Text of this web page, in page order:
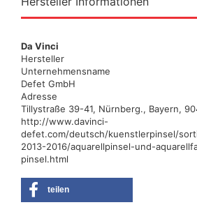
Da Vinci
Hersteller
Unternehmensname
Defet GmbH
Adresse
Tillystraße 39-41, Nürnberg., Bayern,
http://www.davinci-
defet.com/deutsch/kuenstlerpinsel/
2013-2016/aquarellpinsel-und-
pinsel.html
teilen